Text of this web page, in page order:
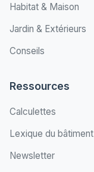
Habitat & Maison
Jardin & Extérieurs
Conseils
Ressources
Calculettes
Lexique du bâtiment
Newsletter